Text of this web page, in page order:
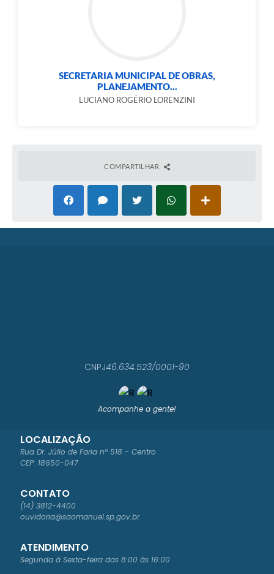
SECRETARIA MUNICIPAL DE OBRAS,
PLANEJAMENTO...
LUCIANO ROGÉRIO LORENZINI
COMPARTILHAR
Acompanhe a gente!
LOCALIZAÇÃO
Rua Dr. Júlio de Faria nº 518 - Centro
CEP: 18650-047
CONTATO
(14) 3812-4400
ouvidoria@saomanuel.sp.gov.br
ATENDIMENTO
Segunda à Sexta-feira das 8:00 às 16:00
CNPJ46.634.523/0001-90